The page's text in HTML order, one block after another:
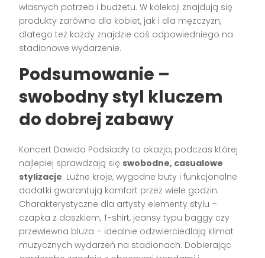
własnych potrzeb i budżetu. W kolekcji znajdują się
produkty zarówno dla kobiet, jak i dla mężczyzn,
dlatego też każdy znajdzie coś odpowiedniego na
stadionowe wydarzenie.
Podsumowanie –
swobodny styl kluczem
do dobrej zabawy
Koncert Dawida Podsiadły to okazja, podczas której
najlepiej sprawdzają się swobodne, casualowe
stylizacje. Luźne kroje, wygodne buty i funkcjonalne
dodatki gwarantują komfort przez wiele godzin.
Charakterystyczne dla artysty elementy stylu –
czapka z daszkiem, T-shirt, jeansy typu baggy czy
przewiewna bluza – idealnie odzwierciedlają klimat
muzycznych wydarzeń na stadionach. Dobierając